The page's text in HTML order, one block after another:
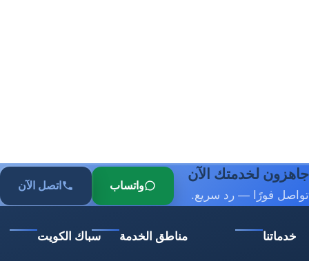
جاهزون لخدمتك الآن
تواصل فورًا — رد سريع.
واتساب اتصل الآن
خدماتنا مناطق الخدمة سباك الكويت